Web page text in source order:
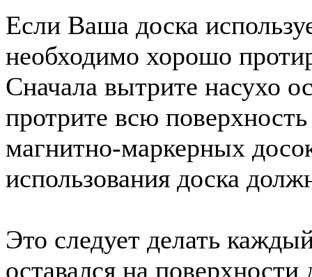
Если Ваша доска
необходимо хорошо
Сначала вытрите насухо
протрите всю
магнитно-маркерных
использования доска
Это следует делать
оставался на